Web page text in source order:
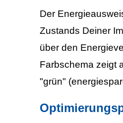
Der
Zustands Deiner
über den
Farbschema zeigt
"grün"